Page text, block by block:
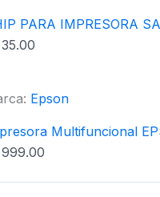
PARA IMPRESORA
35.00
Epson
Multifuncional
999.00